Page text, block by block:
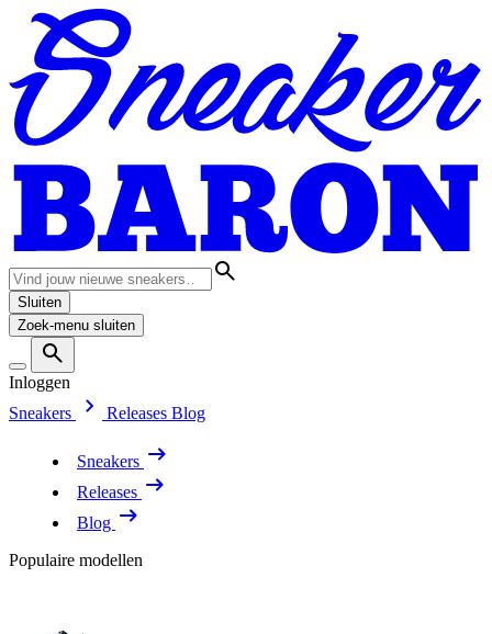
Sluiten
Zoek-menu sluiten
Inloggen
Sneakers
Releases Blog
Sneakers
Releases
Blog
Populaire modellen